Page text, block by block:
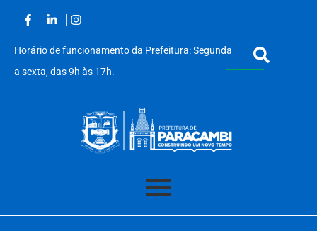
Horário de funcionamento da Prefeitura: Segunda
a sexta, das 9h às 17h.
o